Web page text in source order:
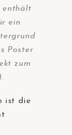
enthält
ein
Poster
zum
ist die